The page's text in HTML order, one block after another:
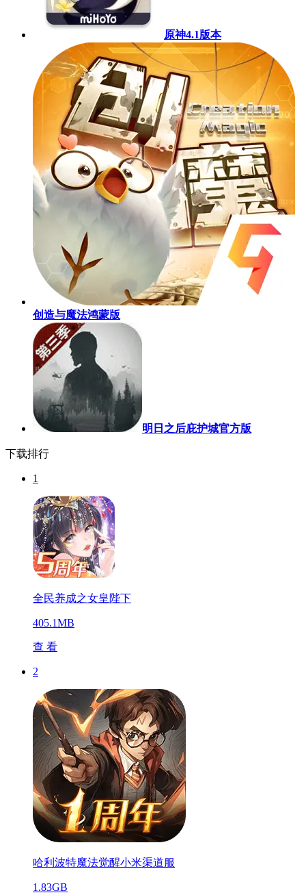
原神4.1版本
创造与魔法鸿蒙版
明日之后庇护城官方版
下载排行
1
全民养成之女皇陛下
405.1MB
查 看
2
哈利波特魔法觉醒小米渠道服
1.83GB